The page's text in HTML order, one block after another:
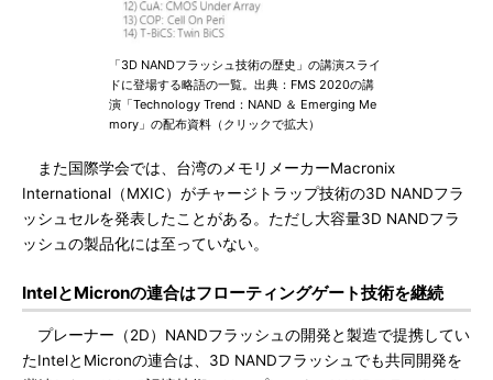
「3D NANDフラッシュ技術の歴史」の講演スライ
ドに登場する略語の一覧。出典：FMS 2020の講
演「Technology Trend：NAND ＆ Emerging Me
mory」の配布資料（クリックで拡大）
また国際学会では、台湾のメモリメーカーMacronix
International（MXIC）がチャージトラップ技術の3D NANDフラ
ッシュセルを発表したことがある。ただし大容量3D NANDフラ
ッシュの製品化には至っていない。
IntelとMicronの連合はフローティングゲート技術を継続
プレーナー（2D）NANDフラッシュの開発と製造で提携してい
たIntelとMicronの連合は、3D NANDフラッシュでも共同開発を